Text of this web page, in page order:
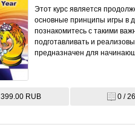
Этот курс является
основные принципы игры в
познакомитесь с такими
подготавливать и
предназначен для
399.00 RUB 0 /